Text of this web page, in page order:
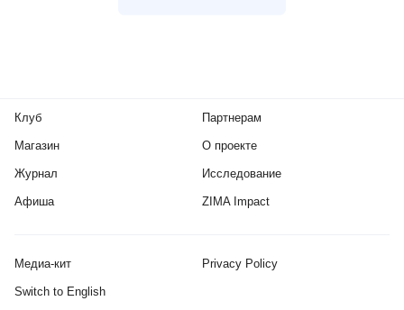
Клуб
Магазин
Журнал
Афиша
Партнерам
О проекте
Исследование
ZIMA Impact
Медиа-кит Privacy Policy
Switch to English